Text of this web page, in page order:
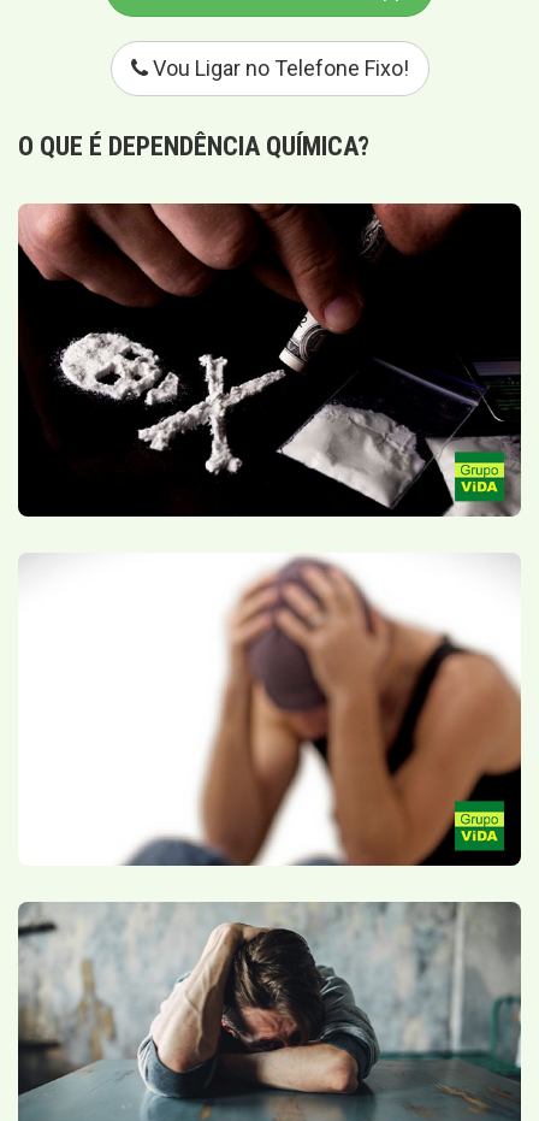
Vou Ligar no Telefone Fixo!
O QUE É DEPENDÊNCIA QUÍMICA?